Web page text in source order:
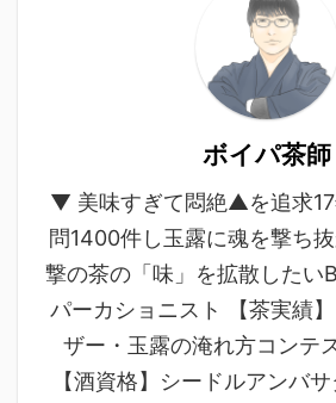
ボイパ茶師
▼ 美味すぎて悶絶▲を追求
問1400件し玉露に魂を撃ち
撃の茶の「味」を拡散したい
パーカショニスト 【茶実績
ザー・玉露の淹れ方コンテ
【酒資格】シードルアンバ